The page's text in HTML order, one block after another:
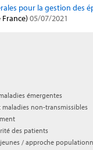
pour la gestion des
05/07/2021
émergentes
maladies non-transmissibles
des patients
/ approche